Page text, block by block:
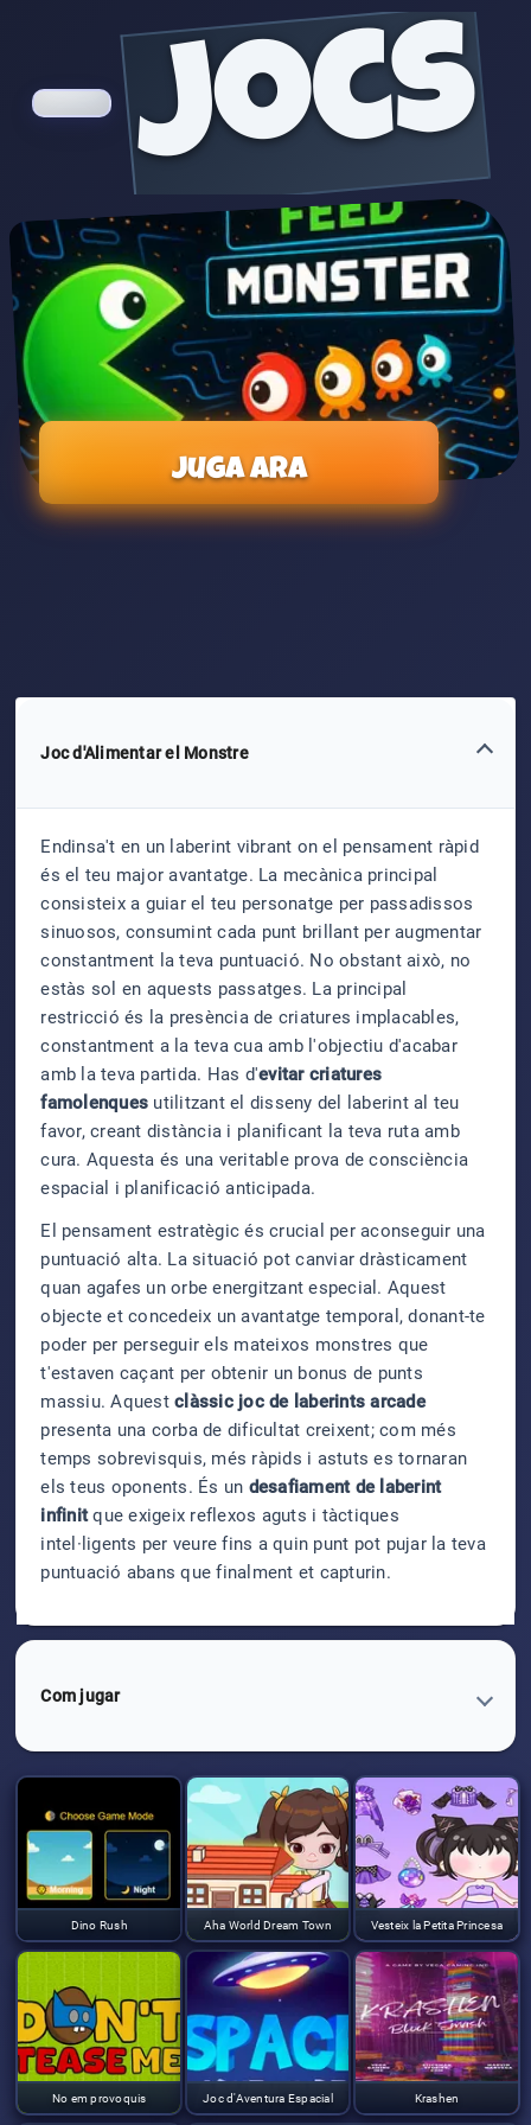
jocs
Juga ara
Joc d'Alimentar el Monstre
Endinsa't en un laberint vibrant on el pensament ràpid
és el teu major avantatge. La mecànica principal
consisteix a guiar el teu personatge per passadissos
sinuosos, consumint cada punt brillant per augmentar
constantment la teva puntuació. No obstant això, no
estàs sol en aquests passatges. La principal
restricció és la presència de criatures implacables,
constantment a la teva cua amb l'objectiu d'acabar
amb la teva partida. Has d'evitar criatures
famolenques utilitzant el disseny del laberint al teu
favor, creant distància i planificant la teva ruta amb
cura. Aquesta és una veritable prova de consciència
espacial i planificació anticipada.
El pensament estratègic és crucial per aconseguir una
puntuació alta. La situació pot canviar dràsticament
quan agafes un orbe energitzant especial. Aquest
objecte et concedeix un avantatge temporal, donant-te
poder per perseguir els mateixos monstres que
t'estaven caçant per obtenir un bonus de punts
massiu. Aquestclàssic joc de laberints arcade
presenta una corba de dificultat creixent; com més
temps sobrevisquis, més ràpids i astuts es tornaran
els teus oponents. És un desafiament de laberint
infinitque exigeix reflexos aguts i tàctiques
intel·ligents per veure fins a quin punt pot pujar la teva
puntuació abans que finalment et capturin.
Com jugar
Dino Rush Aha World Dream Town Vesteix la Petita Princesa
No em provoquis Joc d'Aventura Espacial Krashen